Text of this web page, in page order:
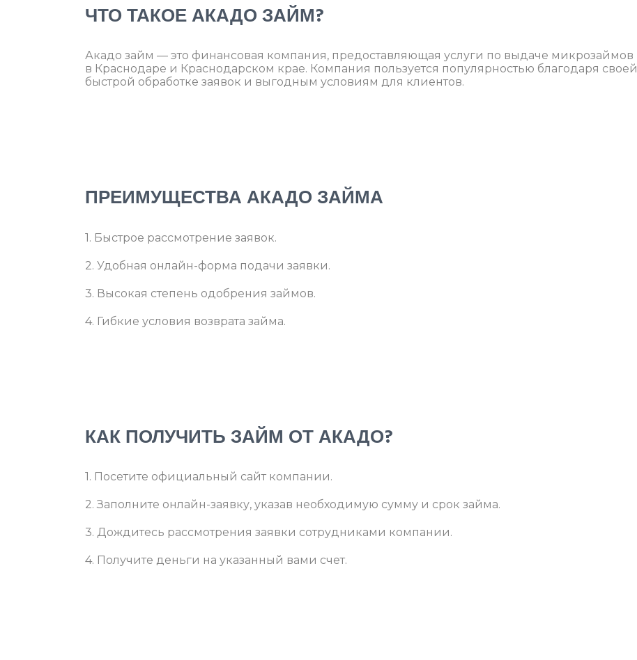
ЧТО ТАКОЕ АКАДО ЗАЙМ?
Акадо займ — это финансовая компания, предоставляющая услуги по выдаче микрозаймов
в Краснодаре и Краснодарском крае. Компания пользуется популярностью благодаря своей
быстрой обработке заявок и выгодным условиям для клиентов.
ПРЕИМУЩЕСТВА АКАДО ЗАЙМА
1. Быстрое рассмотрение заявок.
2. Удобная онлайн-форма подачи заявки.
3. Высокая степень одобрения займов.
4. Гибкие условия возврата займа.
КАК ПОЛУЧИТЬ ЗАЙМ ОТ АКАДО?
1. Посетите официальный сайт компании.
2. Заполните онлайн-заявку, указав необходимую сумму и срок займа.
3. Дождитесь рассмотрения заявки сотрудниками компании.
4. Получите деньги на указанный вами счет.